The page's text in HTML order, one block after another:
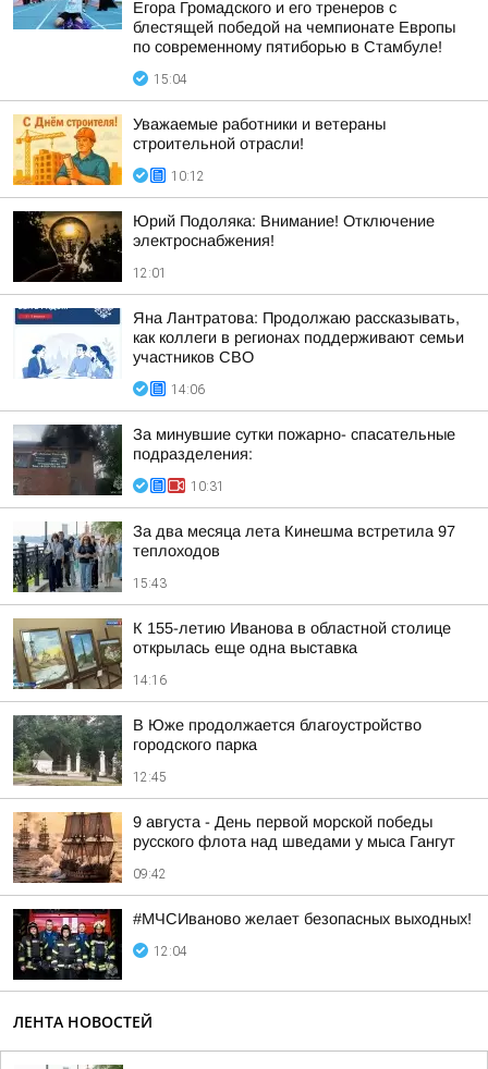
Егора Громадского и его тренеров с
блестящей победой на чемпионате Европы
по современному пятиборью в Стамбуле!
15:04
Уважаемые работники и ветераны
строительной отрасли!
10:12
Юрий Подоляка: Внимание! Отключение
электроснабжения!
12:01
Яна Лантратова: Продолжаю рассказывать,
как коллеги в регионах поддерживают семьи
участников СВО
14:06
За минувшие сутки пожарно- спасательные
подразделения:
10:31
За два месяца лета Кинешма встретила 97
теплоходов
15:43
К 155-летию Иванова в областной столице
открылась еще одна выставка
14:16
В Юже продолжается благоустройство
городского парка
12:45
9 августа - День первой морской победы
русского флота над шведами у мыса Гангут
09:42
#МЧСИваново желает безопасных выходных!
12:04
ЛЕНТА НОВОСТЕЙ